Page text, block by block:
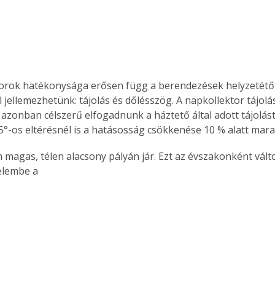
hatékonysága erősen függ a berendezések
tájolás és dőlésszög. A napkollektor
célszerű elfogadnunk a háztető által adott
os eltérésnél is a hatásosság csökkenése 10 % alatt
magas, télen alacsony pályán jár. Ezt az évszakonként
a